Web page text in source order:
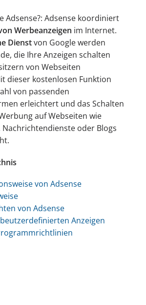
Adsense?: Adsense koordiniert
Werbeanzeigen im Internet.
Dienstvon Google werden
die Ihre Anzeigen schalten
von Webseiten
dieser kostenlosen Funktion
von passenden
erleichtert und das Schalten
auf Webseiten wie
Nachrichtendienste oder Blogs
von Adsense
von Adsense
Anzeigen